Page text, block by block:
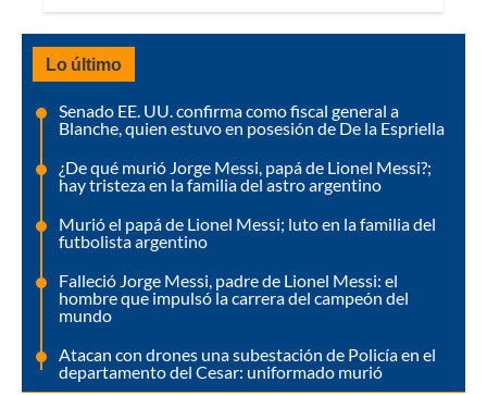
Lo último
Senado EE. UU. confirma como fiscal general a
Blanche, quien estuvo en posesión de De la Espriella
¿De qué murió Jorge Messi, papá de Lionel Messi?;
hay tristeza en la familia del astro argentino
Murió el papá de Lionel Messi; luto en la familia del
futbolista argentino
Falleció Jorge Messi, padre de Lionel Messi: el
hombre que impulsó la carrera del campeón del
mundo
Atacan con drones una subestación de Policía en el
departamento del Cesar: uniformado murió